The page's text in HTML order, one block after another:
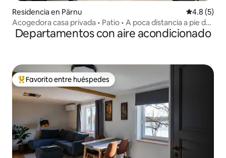
Residencia en Pärnu
4.8 (5)
Acogedora casa privada • Patio • A poca distancia a pie de
la playa y del casco antiguo
Departamentos con aire acondicionado
De los mejores en Favorito entre huéspedes
Favorito entre huéspedes